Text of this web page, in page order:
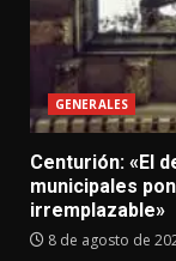
GENERALES
Centurión: «El
municipales
irremplazable»
8 de agosto de